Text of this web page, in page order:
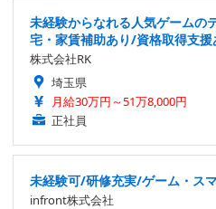
未経験からなれる人気ゲームの
宅・家賃補助あり/資格取得支援
株式会社RK
埼玉県
月給30万円～51万8,000円
正社員
未経験可/研修充実/ゲーム・ス
infront株式会社